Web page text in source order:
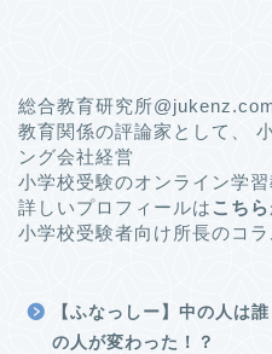
総合教育研究所
教育関係の評論家として、
ング会社経営
小学校受験のオンライン学
詳しいプロフィールはこちら
小学校受験者向け所長のコラ
【ふなっしー】中の人は
の人が変わった！？